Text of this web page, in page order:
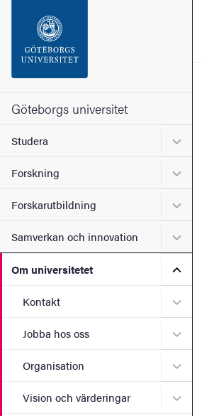
Sidfoten
Om webbplatsen
Göteborgs universitet
Studera
Forskning
Forskarutbildning
Samverkan och innovation
Om universitetet
Kontakt
Jobba hos oss
Organisation
Vision och värderingar